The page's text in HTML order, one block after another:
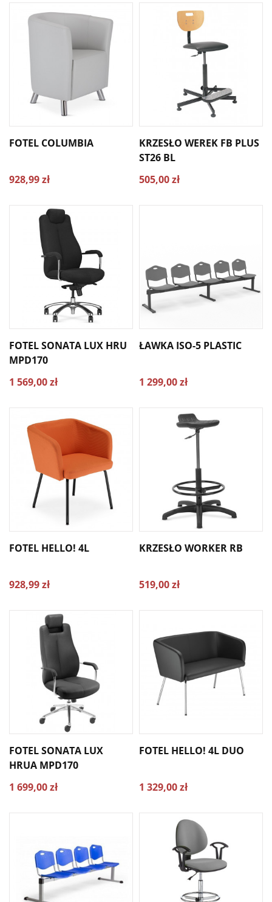
FOTEL COLUMBIA
928,99 zł
KRZESŁO WEREK FB PLUS
ST26 BL
505,00 zł
FOTEL SONATA LUX HRU
MPD170
1 569,00 zł
ŁAWKA ISO-5 PLASTIC
1 299,00 zł
FOTEL HELLO! 4L
928,99 zł
KRZESŁO WORKER RB
519,00 zł
FOTEL SONATA LUX
HRUA MPD170
1 699,00 zł
FOTEL HELLO! 4L DUO
1 329,00 zł